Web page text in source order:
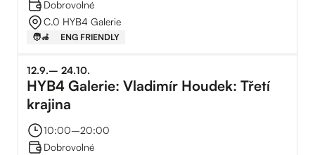
Dobrovolné
C.0 HYB4 Galerie
🧑‍🦽 ENG FRIENDLY
12.9.–⁠ 24.10.
HYB4 Galerie: Vladimír Houdek: Třetí
krajina
10:00–⁠20:00
Dobrovolné